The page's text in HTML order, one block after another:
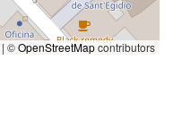
|©OpenStreetMapcontributors